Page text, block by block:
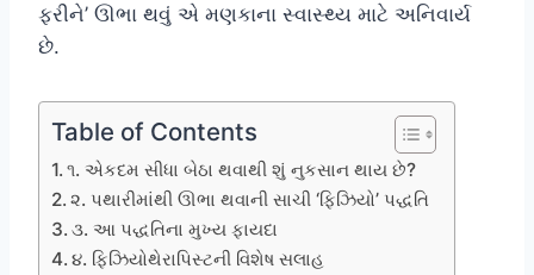
ફરીને’ ઊભા થવું એ મણકાના સ્વાસ્થ્ય માટે અનિવાર્ય
છે.
Table of Contents
૧. એકદમ સીધા બેઠા થવાથી શું નુકસાન થાય છે?
૨. પથારીમાંથી ઊભા થવાની સાચી ‘ફિઝિયો’ પદ્ધતિ
૩. આ પદ્ધતિના મુખ્ય ફાયદા
૪. ફિઝિયોથેરાપિસ્ટની વિશેષ સલાહ